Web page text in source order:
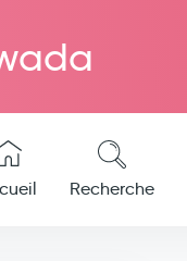
Recherche